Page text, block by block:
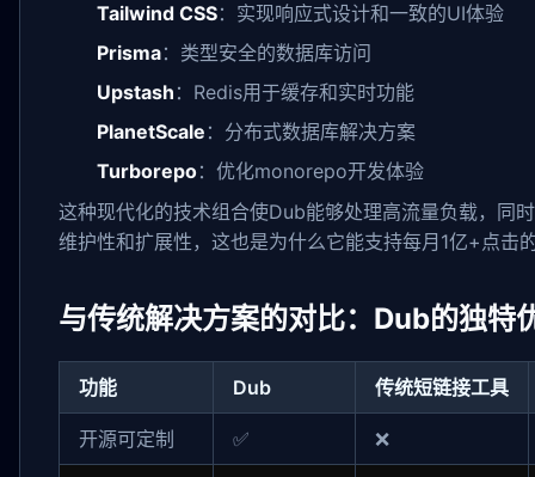
Tailwind CSS：实现响应式设计和一致的UI体验
Prisma：类型安全的数据库访问
Upstash ：Redis用于缓存和实时功能
PlanetScale ：分布式数据库解决方案
Turborepo：优化monorepo开发体验
这种现代化的技术组合使Dub能够处理高流量负载，同
维护性和扩展性，这也是为什么它能支持每月1亿+点击
与传统解决方案的对比：Dub的独特
功能 Dub 传统短链接工具
开源可定制 ✅ ❌